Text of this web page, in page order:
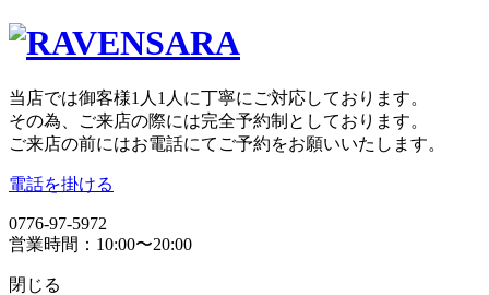
当店では御客様1人1人に丁寧にご対応しております。
その為、ご来店の際には完全予約制としております。
ご来店の前にはお電話にてご予約をお願いいたします。
電話を掛ける
0776-97-5972
営業時間：10:00〜20:00
閉じる